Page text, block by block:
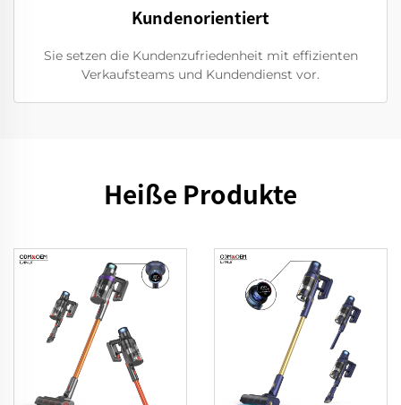
Kundenorientiert
Sie setzen die Kundenzufriedenheit mit effizienten
Verkaufsteams und Kundendienst vor.
Heiße Produkte